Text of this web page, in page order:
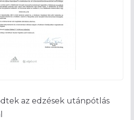
az edzések utánpótlás